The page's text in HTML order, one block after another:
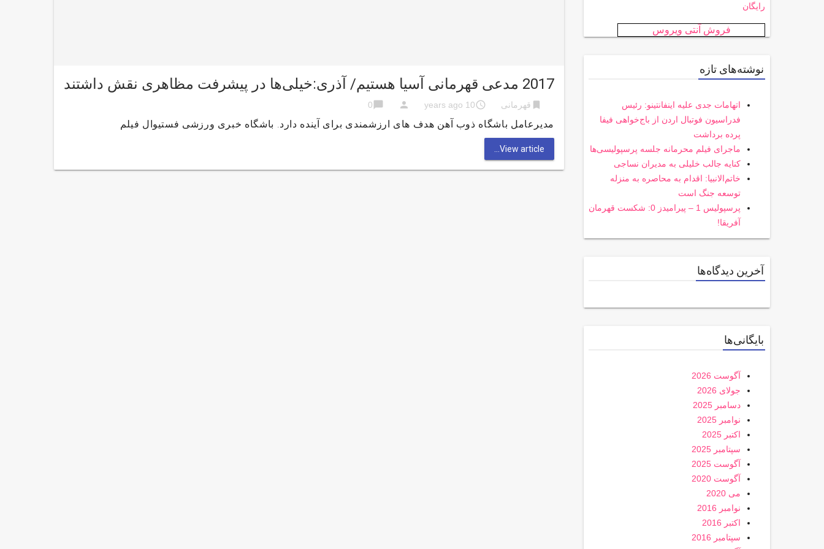
2017 مدعی قهرمانی آسیا هستیم/ آذری:خیلی‌ها در پیشرفت مظاهری نقش داشتند
bookmark قهرمانی access_time
10 years ago
person
chat_bubble
0
مدیرعامل باشگاه ذوب آهن هدف های ارزشمندی برای آینده دارد. باشگاه خبری ورزشی فستیوال فیلم
View article...
رایگان
فروش آنتی ویروس
نوشته‌های تازه
اتهامات جدی علیه اینفانتینو: رئیس
فدراسیون فوتبال اردن از باج‌خواهی فیفا
پرده برداشت
ماجرای فیلم محرمانه جلسه پرسپولیسی‌ها
کنایه جالب خلیلی به مدیران نساجی
خاتم‌الانبیا: اقدام به محاصره به منزله
توسعه جنگ است
پرسپولیس 1 – پیرامیدز 0: شکست قهرمان
آفریقا!
آخرین دیدگاه‌ها
بایگانی‌ها
آگوست 2026
جولای 2026
دسامبر 2025
نوامبر 2025
اکتبر 2025
سپتامبر 2025
آگوست 2025
آگوست 2020
می 2020
نوامبر 2016
اکتبر 2016
سپتامبر 2016